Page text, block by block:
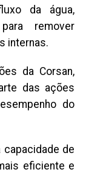
da água,
remover
internas.
da Corsan,
das ações
do
capacidade de
eficiente e